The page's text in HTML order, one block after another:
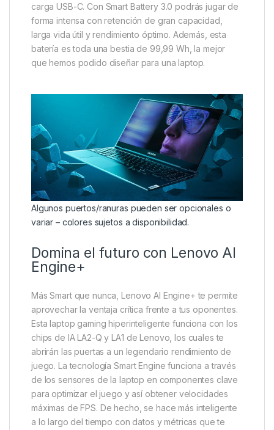
carga USB-C. Con Smart Battery 3.0 podrás jugar de
forma intensa con retención de gran capacidad,
larga vida útil y rendimiento óptimo. Además, esta
batería es toda una bestia de 99,99 Wh, la mejor
que hemos podido diseñar para una laptop.
Algunos puertos/ranuras pueden ser opcionales o
variar – colores sujetos a disponibilidad.
Domina el futuro con Lenovo AI
Engine+
Más Smart que nunca, Lenovo AI Engine+ te permite
aprovechar la ventaja crítica frente a tus oponentes.
Esta laptop gaming hiperinteligente funciona con los
chips de IA LA2-Q y LA1 de Lenovo, los cuales te
abrirán las puertas a un legendario rendimiento de
juego. La tecnología Smart Engine funciona a través
de los sensores de la laptop en componentes clave
para optimizar el juego y así obtener velocidades
máximas de FPS. De hecho, se hace más inteligente
a lo largo del tiempo con datos y métricas que te